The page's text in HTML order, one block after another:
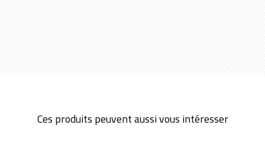
Ces produits peuvent aussi vous intéresser